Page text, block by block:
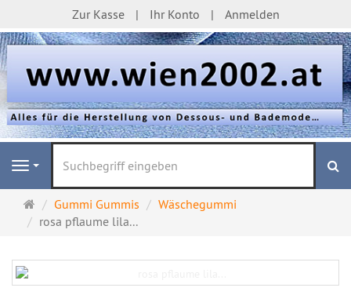
Zur Kasse Ihr Konto Anmelden
Navigation
Startseite
Gummi Gummis
Wäschegummi
rosa pflaume lila...